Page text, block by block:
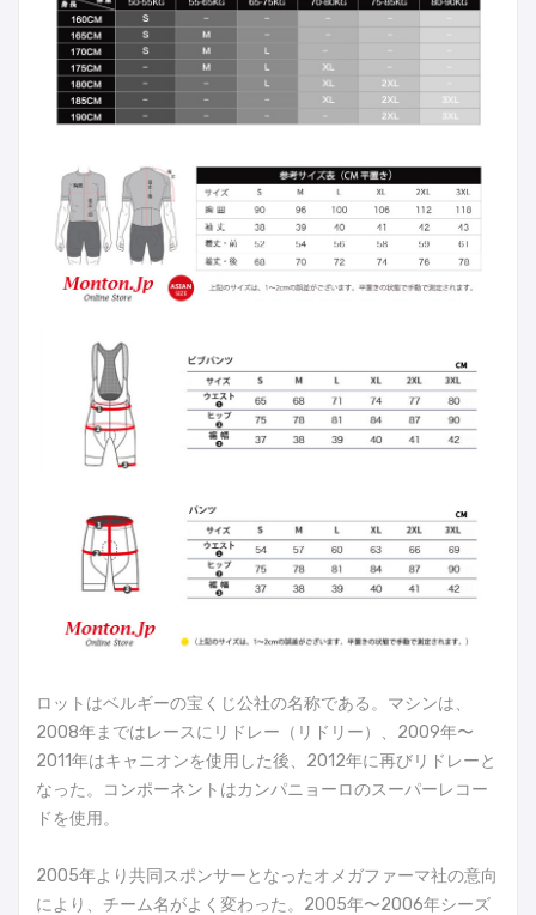
ロットはベルギーの宝くじ公社の名称である。マシンは、
2008年まではレースにリドレー（リドリー）、2009年〜
2011年はキャニオンを使用した後、2012年に再びリドレーと
なった。コンポーネントはカンパニョーロのスーパーレコー
ドを使用。
2005年より共同スポンサーとなったオメガファーマ社の意向
により、チーム名がよく変わった。2005年〜2006年シーズ